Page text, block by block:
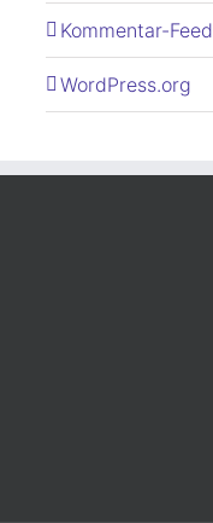
Kommentar-Feed
WordPress.org